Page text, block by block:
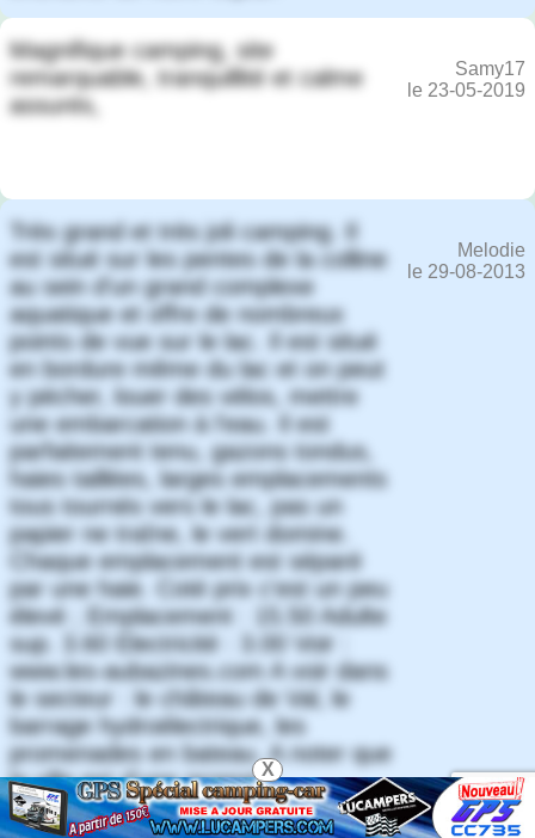
X
Magnifique camping, site
remarquable, tranquillité et calme
assurés,
Samy17
le 23-05-2019
Très grand et très joli camping. Il
est situé sur les pentes de la colline
au sein d'un grand complexe
aquatique et offre de nombreux
points de vue sur le lac. Il est situé
en bordure même du lac et on peut
y pécher, louer des vélos, mettre
une embarcation à l'eau. Il est
parfaitement tenu, gazons tondus,
haies taillées, larges emplacements
tous tournés vers le lac, pas un
papier ne traîne, le vert domine.
Chaque emplacement est séparé
par une haie. Coté prix c'est un peu
élevé ; Emplacement : 15.50 Adulte
sup. 3.60 Electricité : 3.00 Voir :
www.les-aubazines.com A voir dans
le secteur : le château de Val, le
barrage hydroélectrique, les
promenades en bateau. A noter que
la ville est d'une propreté
méticuleuse. Tel : 05.55.96.08.38
Melodie
le 29-08-2013